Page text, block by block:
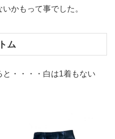
かもって事でした。
ム
・・・・白は1着もない